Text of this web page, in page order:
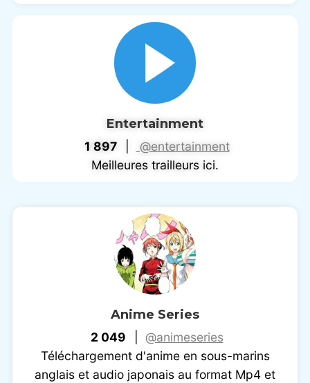
Entertainment
1 897
@entertainment
Meilleures trailleurs ici.
Anime Series
2 049
@animeseries
Téléchargement d'anime en sous-marins
anglais et audio japonais au format Mp4 et